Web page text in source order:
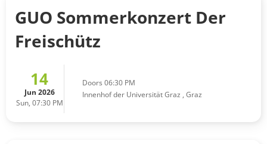
GUO Sommerkonzert Der
Freischütz
14
Jun 2026
Sun, 07:30 PM
Doors 06:30 PM
Innenhof der Universität Graz , Graz